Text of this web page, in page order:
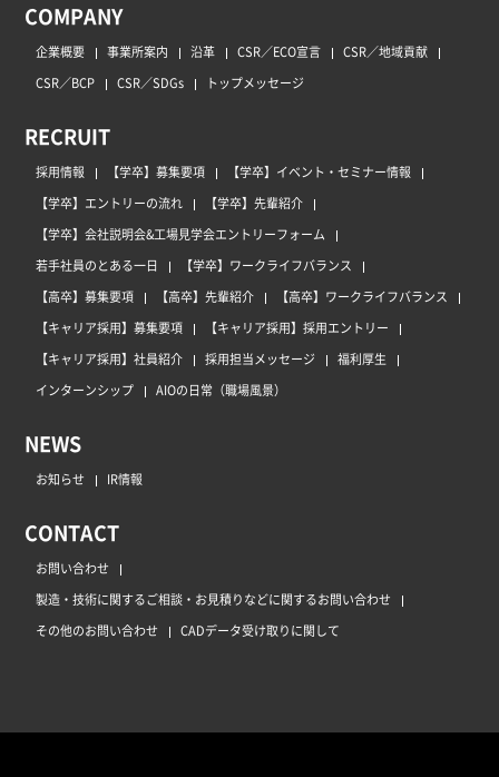
COMPANY
企業概要 事業所案内 沿革 CSR／ECO宣言
CSR／地域貢献
CSR／BCP
CSR／SDGs トップメッセージ
RECRUIT
採用情報 【学卒】募集要項
【学卒】イベント・セミナー情報
【学卒】エントリーの流れ
【学卒】先輩紹介
【学卒】会社説明会&工場見学会エントリーフォーム
若手社員のとある一日
【学卒】ワークライフバランス
【高卒】募集要項
【高卒】先輩紹介
【高卒】ワークライフバランス
【キャリア採用】募集要項
【キャリア採用】採用エントリー
【キャリア採用】社員紹介
採用担当メッセージ
福利厚生
インターンシップ
AIOの日常（職場風景）
NEWS
お知らせ IR情報
CONTACT
お問い合わせ
製造・技術に関するご相談・お見積りなどに関するお問い合わせ
その他のお問い合わせ
CADデータ受け取りに関して